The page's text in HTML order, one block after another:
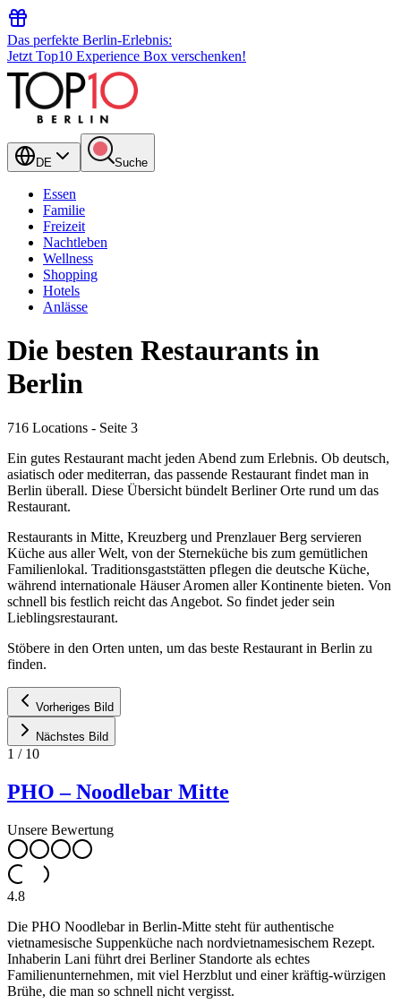
Das perfekte Berlin-Erlebnis:
Jetzt Top10 Experience Box verschenken!
DE Suche
Essen
Familie
Freizeit
Nachtleben
Wellness
Shopping
Hotels
Anlässe
Die besten Restaurants in
Berlin
716 Locations - Seite 3
Ein gutes Restaurant macht jeden Abend zum Erlebnis. Ob deutsch,
asiatisch oder mediterran, das passende Restaurant findet man in
Berlin überall. Diese Übersicht bündelt Berliner Orte rund um das
Restaurant.
Restaurants in Mitte, Kreuzberg und Prenzlauer Berg servieren
Küche aus aller Welt, von der Sterneküche bis zum gemütlichen
Familienlokal. Traditionsgaststätten pflegen die deutsche Küche,
während internationale Häuser Aromen aller Kontinente bieten. Von
schnell bis festlich reicht das Angebot. So findet jeder sein
Lieblingsrestaurant.
Stöbere in den Orten unten, um das beste Restaurant in Berlin zu
finden.
Vorheriges Bild
Nächstes Bild
1 / 10
PHO – Noodlebar Mitte
Unsere Bewertung
4.8
Die PHO Noodlebar in Berlin-Mitte steht für authentische
vietnamesische Suppenküche nach nordvietnamesischem Rezept.
Inhaberin Lani führt drei Berliner Standorte als echtes
Familienunternehmen, mit viel Herzblut und einer kräftig-würzigen
Brühe, die man so schnell nicht vergisst.